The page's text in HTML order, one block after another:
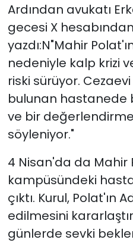
Ardından avukatı
gecesi X
yazdı:N"Mahir
nedeniyle kalp krizi
riski sürüyor.
bulunan hastanede
ve bir
söyleniyor."
4 Nisan'da da Mahir
kampüsündeki
çıktı. Kurul, Polat'ın
edilmesini
günlerde sevki